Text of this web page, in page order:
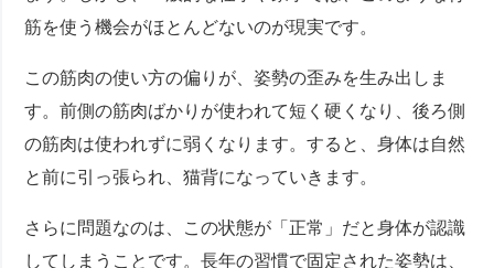
筋を使う機会がほとんどないのが現実です。
この筋肉の使い方の偏りが、姿勢の歪みを生み出しま
す。前側の筋肉ばかりが使われて短く硬くなり、後ろ側
の筋肉は使われずに弱くなります。すると、身体は自然
と前に引っ張られ、猫背になっていきます。
さらに問題なのは、この状態が「正常」だと身体が認識
してしまうことです。長年の習慣で固定された姿勢は、